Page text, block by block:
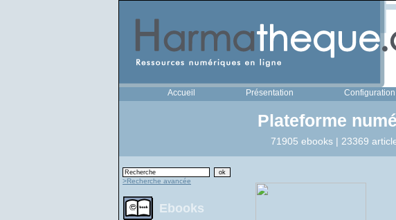
Accueil Présentation
Plateforme
71905 ebooks | 23369
>Recherche avancée
Ebooks